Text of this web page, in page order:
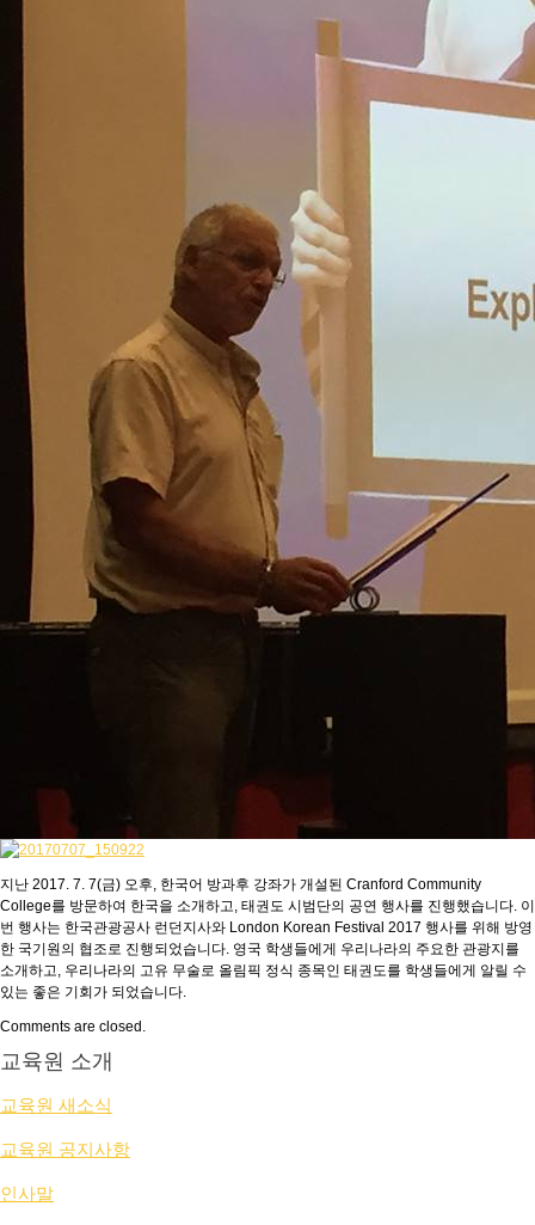
지난 2017. 7. 7(금) 오후, 한국어 방과후 강좌가 개설된 Cranford Community
College를 방문하여 한국을 소개하고, 태권도 시범단의 공연 행사를 진행했습니다. 이
번 행사는 한국관광공사 런던지사와 London Korean Festival 2017 행사를 위해 방영
한 국기원의 협조로 진행되었습니다. 영국 학생들에게 우리나라의 주요한 관광지를
소개하고, 우리나라의 고유 무술로 올림픽 정식 종목인 태권도를 학생들에게 알릴 수
있는 좋은 기회가 되었습니다.
Comments are closed.
교육원 소개
교육원 새소식
교육원 공지사항
인사말